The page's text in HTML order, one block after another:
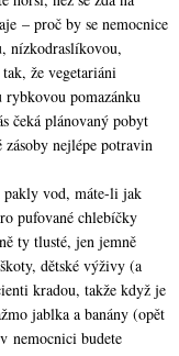
– proč by se nemocnice
nízkodraslíkovou,
že vegetariáni
rybkovou pomazánku
čeká plánovaný pobyt
zásoby nejlépe potravin
pakly vod, máte-li jak
pufované chlebíčky
ty tlusté, jen jemně
dětské výživy (a
kradou, takže když je
jablka a banány (opět
nemocnici budete